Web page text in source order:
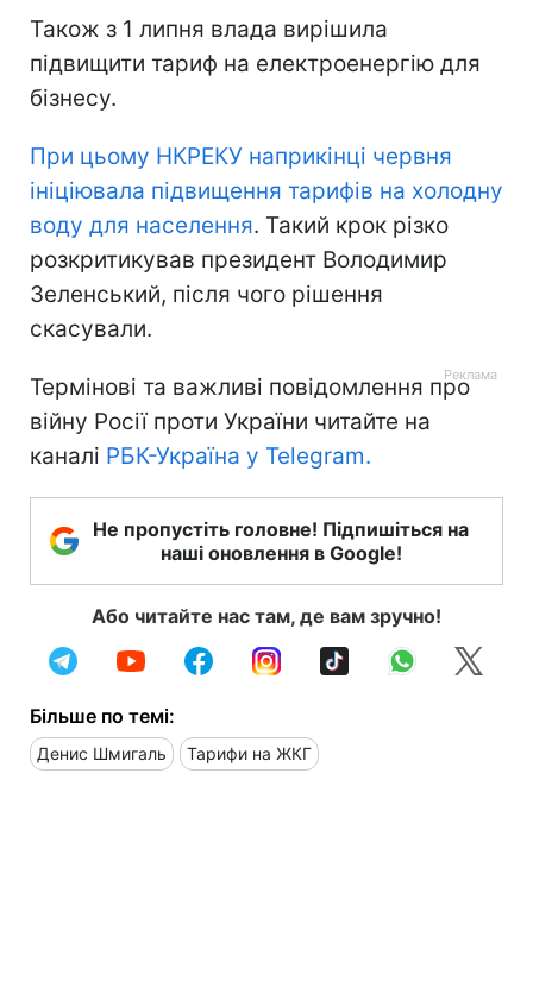
Також з 1 липня влада вирішила
підвищити тариф на електроенергію для
бізнесу.
При цьому НКРЕКУ наприкінці червня
ініціювала підвищення тарифів на холодну
воду для населення. Такий крок різко
розкритикував президент Володимир
Зеленський, після чого рішення
скасували.
Термінові та важливі повідомлення про
війну Росії проти України читайте на
каналі РБК-Україна у Telegram.
Не пропустіть головне! Підпишіться на
наші оновлення в Google!
Або читайте нас там, де вам зручно!
Більше по темі:
Денис Шмигаль Тарифи на ЖКГ